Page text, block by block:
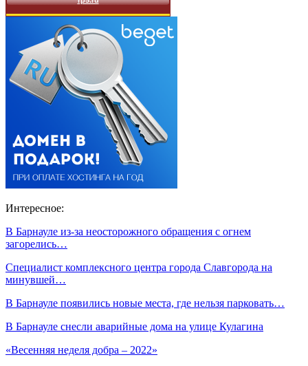
Интересное:
В Барнауле из-за неосторожного обращения с огнем
загорелись…
Специалист комплексного центра города Славгорода на
минувшей…
В Барнауле появились новые места, где нельзя парковать…
В Барнауле снесли аварийные дома на улице Кулагина
«Весенняя неделя добра – 2022»